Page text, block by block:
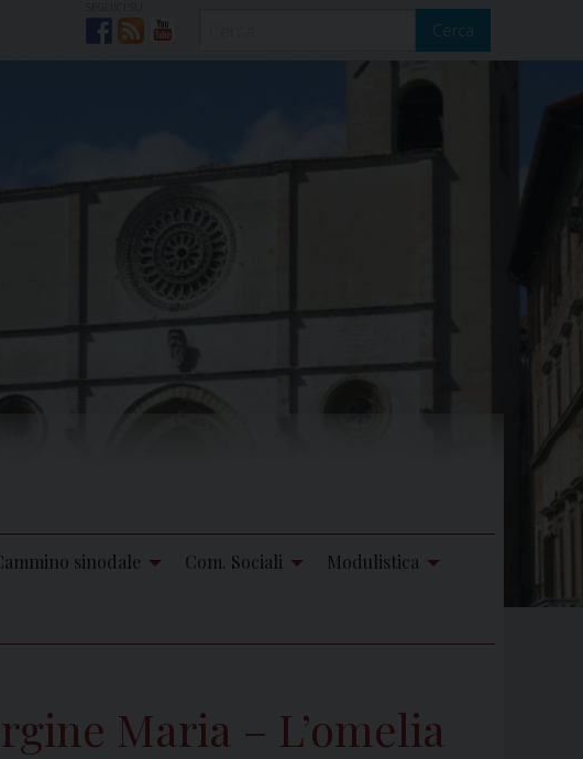
Cerca
sinodale Com. Sociali Modulistica
Maria – L’omelia